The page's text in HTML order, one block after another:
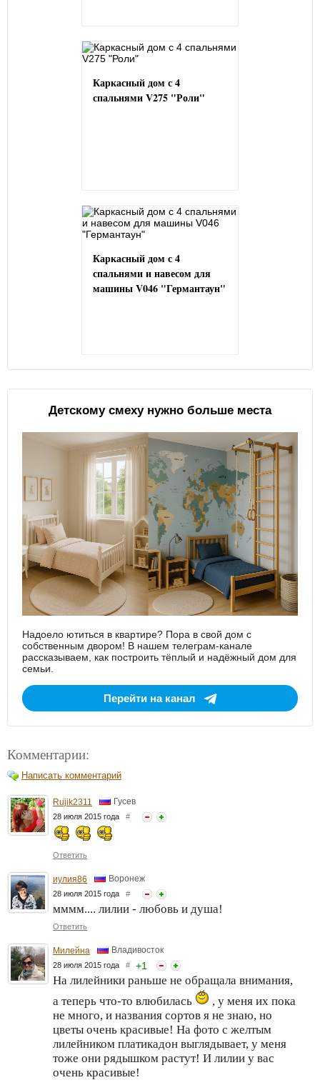
Каркасный дом с 4
спальнями V275 "Роли"
Каркасный дом с 4
спальнями и навесом для
машины V046 "Германтаун"
Детскому смеху нужно больше места
Надоело ютиться в квартире? Пора в свой дом с
собственным двором! В нашем телеграм-канале
рассказываем, как построить тёплый и надёжный дом для
семьи.
Перейти на канал
Комментарии:
Написать комментарий
Rujik2311 Гусев
28 июля 2015 года #
Ответить
иулия86 Воронеж
28 июля 2015 года #
мммм.... лилии - любовь и душа!
Ответить
Милейна Владивосток
28 июля 2015 года # +1
На лилейники раньше не обращала внимания,
а теперь что-то влюбилась
, у меня их пока
не много, и названия сортов я не знаю, но
цветы очень красивые! На фото с желтым
лилейником платикадон выглядывает, у меня
тоже они рядышком растут! И лилии у вас
очень красивые!